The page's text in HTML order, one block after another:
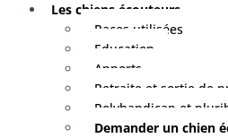
Les chiens écouteurs
Races utilisées
Education
Apports
Retraite et sortie de
Polyhandicap et
Demander un chien